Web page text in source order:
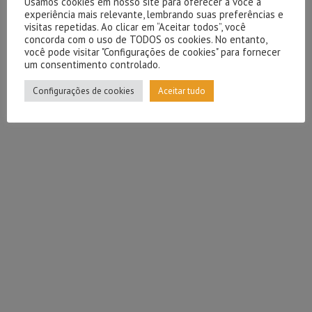
experiência mais relevante, lembrando suas preferências e
visitas repetidas. Ao clicar em “Aceitar todos”, você
concorda com o uso de TODOS os cookies. No entanto,
você pode visitar "Configurações de cookies" para fornecer
um consentimento controlado.
Configurações de cookies Aceitar tudo